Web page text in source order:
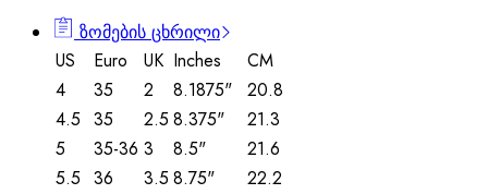
ზომების ცხრილი
US
Euro UK Inches
CM
4
35 2 8.1875"
20.8
4.5 35 2.5 8.375"
21.3
5
35-36 3 8.5"
21.6
5.5 36 3.5 8.75"
22.2